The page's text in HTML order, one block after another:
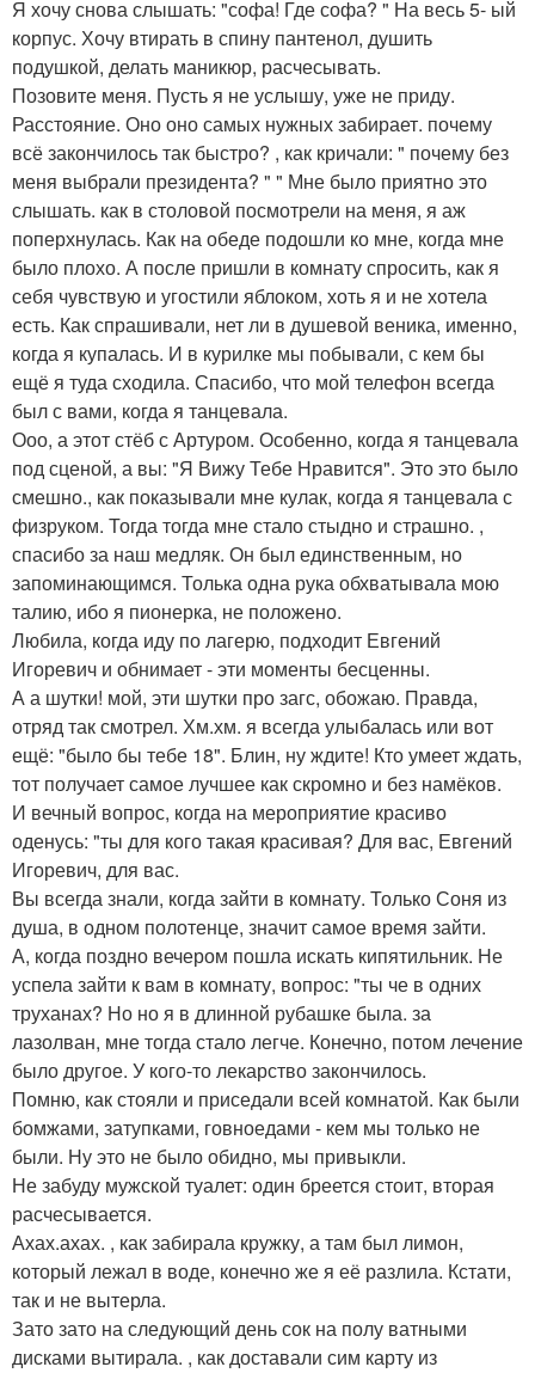
Я хочу снова слышать: "софа! Где софа? " На весь 5- ый
корпус. Хочу втирать в спину пантенол, душить
подушкой, делать маникюр, расчесывать.
Позовите меня. Пусть я не услышу, уже не приду.
Расстояние. Оно оно самых нужных забирает. почему
всё закончилось так быстро? , как кричали: " почему без
меня выбрали президента? " " Мне было приятно это
слышать. как в столовой посмотрели на меня, я аж
поперхнулась. Как на обеде подошли ко мне, когда мне
было плохо. А после пришли в комнату спросить, как я
себя чувствую и угостили яблоком, хоть я и не хотела
есть. Как спрашивали, нет ли в душевой веника, именно,
когда я купалась. И в курилке мы побывали, с кем бы
ещё я туда сходила. Спасибо, что мой телефон всегда
был с вами, когда я танцевала.
Ооо, а этот стёб с Артуром. Особенно, когда я танцевала
под сценой, а вы: "Я Вижу Тебе Нравится". Это это было
смешно., как показывали мне кулак, когда я танцевала с
физруком. Тогда тогда мне стало стыдно и страшно. ,
спасибо за наш медляк. Он был единственным, но
запоминающимся. Толька одна рука обхватывала мою
талию, ибо я пионерка, не положено.
Любила, когда иду по лагерю, подходит Евгений
Игоревич и обнимает - эти моменты бесценны.
А а шутки! мой, эти шутки про загс, обожаю. Правда,
отряд так смотрел. Хм.хм. я всегда улыбалась или вот
ещё: "было бы тебе 18". Блин, ну ждите! Кто умеет ждать,
тот получает самое лучшее как скромно и без намёков.
И вечный вопрос, когда на мероприятие красиво
оденусь: "ты для кого такая красивая? Для вас, Евгений
Игоревич, для вас.
Вы всегда знали, когда зайти в комнату. Только Соня из
душа, в одном полотенце, значит самое время зайти.
А, когда поздно вечером пошла искать кипятильник. Не
успела зайти к вам в комнату, вопрос: "ты че в одних
труханах? Но но я в длинной рубашке была. за
лазолван, мне тогда стало легче. Конечно, потом лечение
было другое. У кого-то лекарство закончилось.
Помню, как стояли и приседали всей комнатой. Как были
бомжами, затупками, говноедами - кем мы только не
были. Ну это не было обидно, мы привыкли.
Не забуду мужской туалет: один бреется стоит, вторая
расчесывается.
Ахах.ахах. , как забирала кружку, а там был лимон,
который лежал в воде, конечно же я её разлила. Кстати,
так и не вытерла.
Зато зато на следующий день сок на полу ватными
дисками вытирала. , как доставали сим карту из